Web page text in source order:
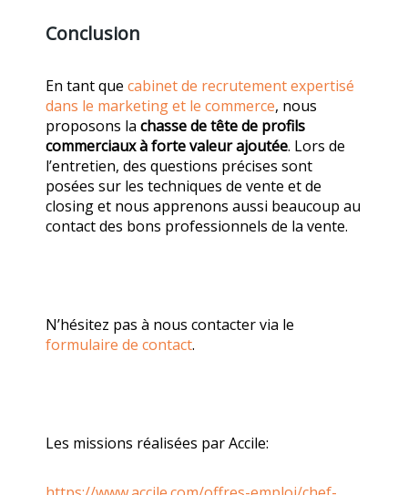
Conclusion
En tant que cabinet de recrutement expertisé
dans le marketing et le commerce, nous
proposons la chasse de tête de profils
commerciaux à forte valeur ajoutée. Lors de
l’entretien, des questions précises sont
posées sur les techniques de vente et de
closing et nous apprenons aussi beaucoup au
contact des bons professionnels de la vente.
N’hésitez pas à nous contacter via le
formulaire de contact.
Les missions réalisées par Accile: